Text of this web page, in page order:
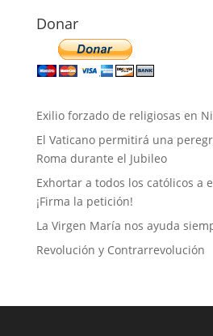
Donar
Exilio forzado de religiosas en
El Vaticano permitirá una
Roma durante el Jubileo
Exhortar a todos los católicos a
¡Firma la petición!
La Virgen María nos ayuda
Revolución y Contrarrevolución